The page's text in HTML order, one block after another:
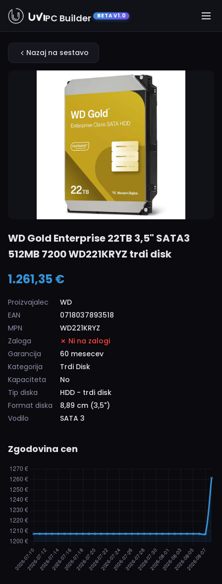
PC Builder BETA V1.0
Nazaj na sestavo
WD Gold Enterprise 22TB 3,5" SATA3
512MB 7200 WD221KRYZ trdi disk
1.261,35 €
Proizvajalec
WD
EAN
0718037893518
MPN
WD221KRYZ
Zaloga
Ni na zalogi
Garancija
60 mesecev
Kategorija
Trdi Disk
Kapaciteta
No
Tip diska
HDD - trdi disk
Format diska
8,89 cm (3,5")
Vodilo
SATA 3
Zgodovina cen